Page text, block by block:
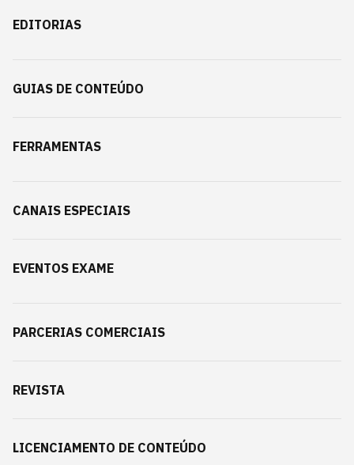
EDITORIAS
GUIAS DE CONTEÚDO
FERRAMENTAS
CANAIS ESPECIAIS
EVENTOS EXAME
PARCERIAS COMERCIAIS
REVISTA
LICENCIAMENTO DE CONTEÚDO